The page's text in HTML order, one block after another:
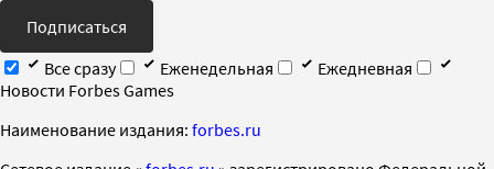
Подписаться
Все сразу
Еженедельная
Ежедневная
Новости Forbes Games
Наименование издания: forbes.ru